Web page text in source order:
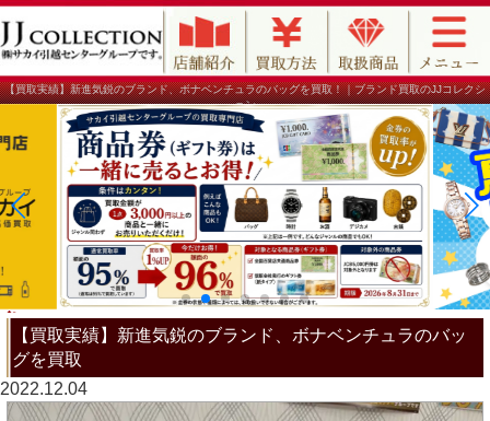
【買取実績】新進気鋭のブランド、ボナベンチュラのバッグを買取！｜ブランド買取のJJコレクシ
ョン
【買取実績】新進気鋭のブランド、ボナベンチュラのバッ
グを買取
2022.12.04